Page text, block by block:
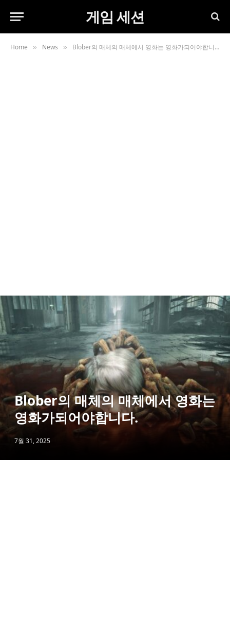
게임 세션
Home » News » Blober의 매체의 매체에서 영화는 영화가되어야합니다.
Blober의 매체의 매체에서 영화는
영화가되어야합니다.
7월 31, 2025